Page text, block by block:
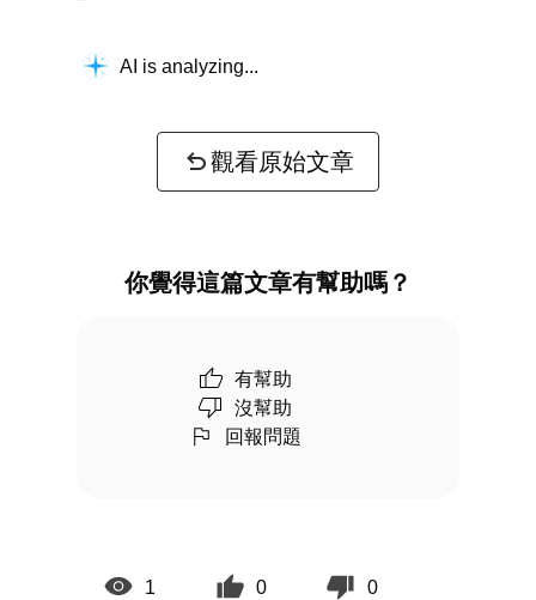
AI is analyzing...
觀看原始文章
你覺得這篇文章有幫助嗎？
有幫助
沒幫助
回報問題
1 0 0